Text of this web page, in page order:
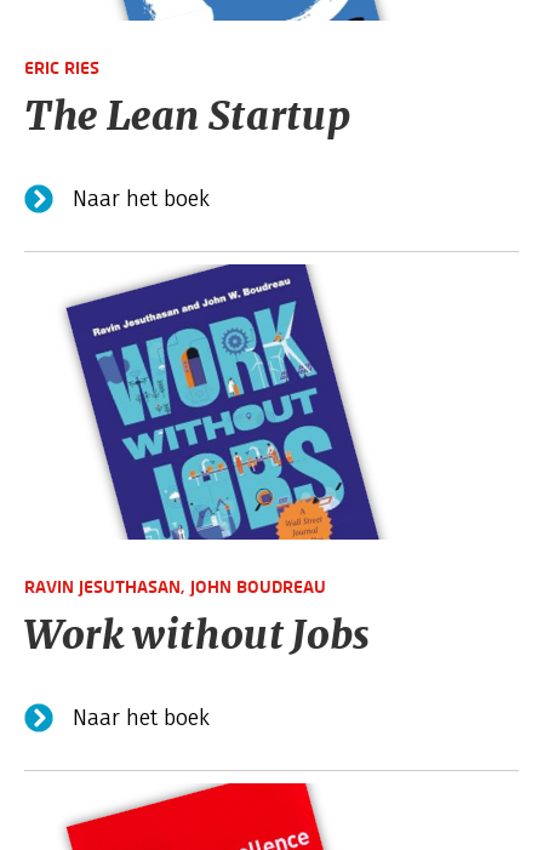
ERIC RIES
The Lean Startup
Naar het boek
RAVIN JESUTHASAN, JOHN BOUDREAU
Work without Jobs
Naar het boek